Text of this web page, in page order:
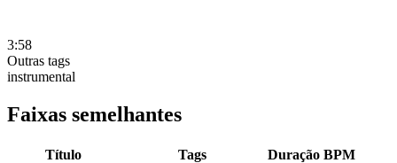
3:58
Outras tags
instrumental
Faixas semelhantes
Título Tags Duração BPM